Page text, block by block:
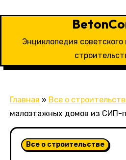
Энциклопедия советского
Главная » Все о
малоэтажных домов из СИП-
Все о строительстве